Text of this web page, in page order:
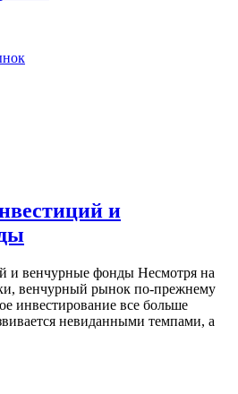
и
и венчурные фонды Несмотря на
венчурный рынок по-прежнему
инвестирование все больше
невиданными темпами, а